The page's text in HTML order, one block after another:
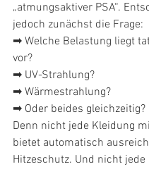
„atmungsaktiver PSA“.
jedoch zunächst die Frage:
➡ Welche Belastung liegt
vor?
➡ UV-Strahlung?
➡ Wärmestrahlung?
➡ Oder beides gleichzeitig?
Denn nicht jede Kleidung
bietet automatisch
Hitzeschutz. Und nicht jede